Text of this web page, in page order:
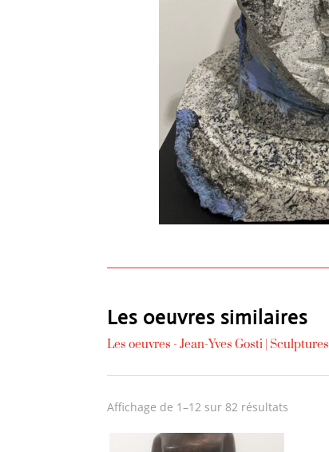
Les oeuvres similaires
Les oeuvres -Jean-Yves Gosti Sculptures
Affichage de 1–12 sur 82 résultats